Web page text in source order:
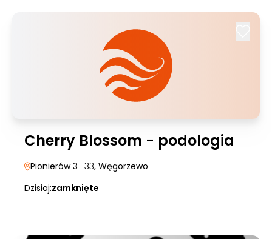
Cherry Blossom - podologia
Pionierów 3 | 33, Węgorzewo
Dzisiaj:zamknięte